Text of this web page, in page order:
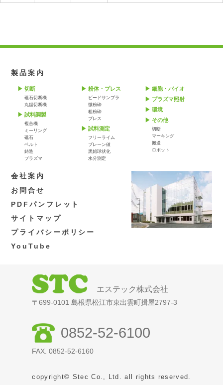
製品案内
切断
砥石切断機
丸鋸切断機
試料調製
複合機
ミーリング
砥石
ベルト
鋳造
プラズマ
粉体・プレス
ビードサンプラ
微粉砕
粗粉砕
プレス
試料測定
フリーライム
ブレーン値
黒鉛球状化
水分測定
細胞・バイオ
プラズマ照射
環境
その他
切断
マーキング
搬送
ロボット
会社案内
お問合せ
PDFパンフレット
サイトマップ
プライバシーポリシー
YouTube
エステック株式会社
〒699-0101 島根県松江市東出雲町揖屋2797-3
0852-52-6100
FAX. 0852-52-6160
copyright© Stec Co., Ltd. all rights reserved.